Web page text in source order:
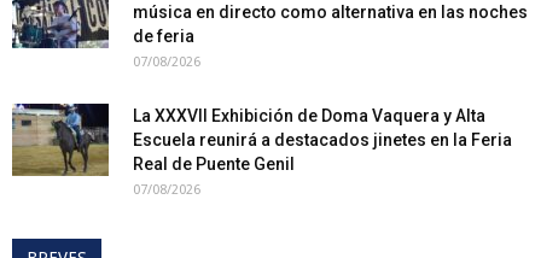
música en directo como alternativa en las noches
de feria
07/08/2026
La XXXVII Exhibición de Doma Vaquera y Alta
Escuela reunirá a destacados jinetes en la Feria
Real de Puente Genil
07/08/2026